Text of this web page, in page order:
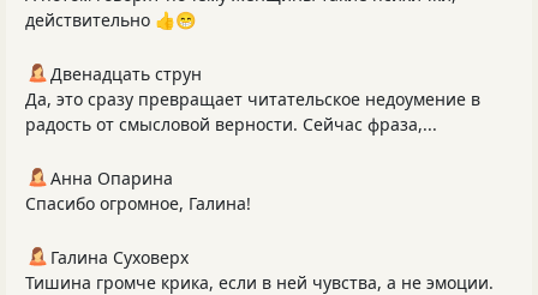
действительно 👍😁
Двенадцать струн
Да, это сразу превращает читательское недоумение в
радость от смысловой верности. Сейчас фраза,...
Анна Опарина
Спасибо огромное, Галина!
Галина Суховерх
Тишина громче крика, если в ней чувства, а не эмоции.